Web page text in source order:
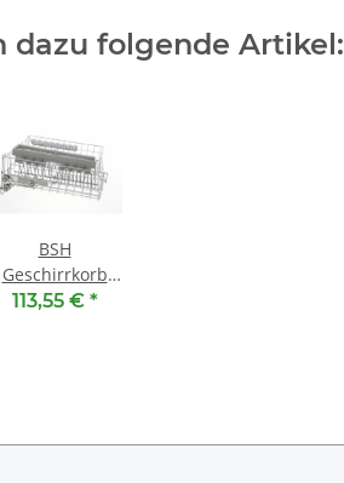
dazu folgende Artikel:
BSH
Geschirrkorb
oben 00685076 -
113,55 € *